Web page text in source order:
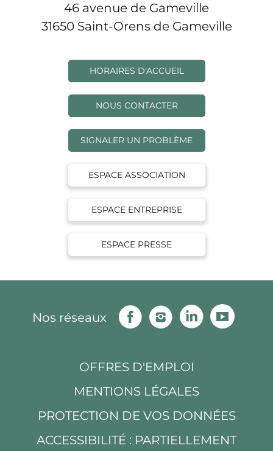
46 avenue de Gameville
31650 Saint-Orens de Gameville
HORAIRES D'ACCUEIL
NOUS CONTACTER
SIGNALER UN PROBLÈME
ESPACE ASSOCIATION
ESPACE ENTREPRISE
ESPACE PRESSE
Nos réseaux
FacebookInstagramLinkedin
OFFRES D'EMPLOI
MENTIONS LÉGALES
PROTECTION DE VOS DONNÉES
ACCESSIBILITÉ : PARTIELLEMENT